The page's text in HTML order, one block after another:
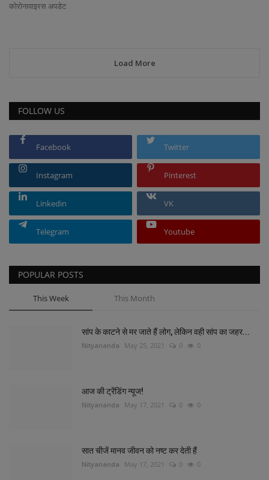
कोरोनावाइरस अपडेट
Load More
FOLLOW US
Facebook Twitter
Instagram Pinterest
Linkedin VK
Telegram Youtube
POPULAR POSTS
This Week This Month
सांप के काटने से मर जाते हैं लोग, लेकिन वही सांप का जहर...
Nityananda May 25, 2021 0 0
आज की ट्रेंडिंग न्यूज!
Nityananda May 17, 2021 0 0
सात चीजें मानव जीवन को नष्ट कर देती हैं
Nityananda May 17, 2021 0 0